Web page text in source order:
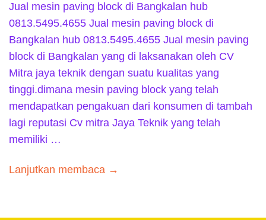
Jual mesin paving block di Bangkalan hub
0813.5495.4655 Jual mesin paving block di
Bangkalan hub 0813.5495.4655 Jual mesin paving
block di Bangkalan yang di laksanakan oleh CV
Mitra jaya teknik dengan suatu kualitas yang
tinggi.dimana mesin paving block yang telah
mendapatkan pengakuan dari konsumen di tambah
lagi reputasi Cv mitra Jaya Teknik yang telah
memiliki …
Lanjutkan membaca →